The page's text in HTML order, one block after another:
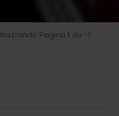
Pagina 1 de -1